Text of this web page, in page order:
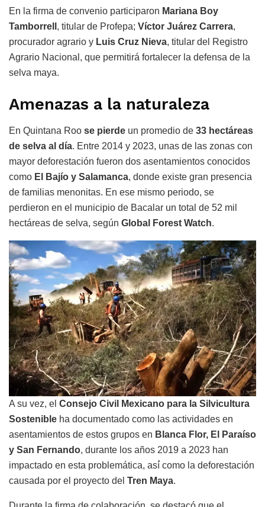
En la firma de convenio participaron Mariana Boy
Tamborrell , titular de Profepa; Víctor Juárez Carrera,
procurador agrario y Luis Cruz Nieva, titular del Registro
Agrario Nacional, que permitirá fortalecer la defensa de la
selva maya.
Amenazas a la naturaleza
En Quintana Roo se pierde un promedio de 33 hectáreas
de selva al día. Entre 2014 y 2023, unas de las zonas con
mayor deforestación fueron dos asentamientos conocidos
como El Bajío y Salamanca, donde existe gran presencia
de familias menonitas. En ese mismo periodo, se
perdieron en el municipio de Bacalar un total de 52 mil
hectáreas de selva, según Global Forest Watch.
A su vez, el Consejo Civil Mexicano para la Silvicultura
Sostenible ha documentado como las actividades en
asentamientos de estos grupos en Blanca Flor, El Paraíso
y San Fernando, durante los años 2019 a 2023 han
impactado en esta problemática, así́ como la deforestación
causada por el proyecto del Tren Maya.